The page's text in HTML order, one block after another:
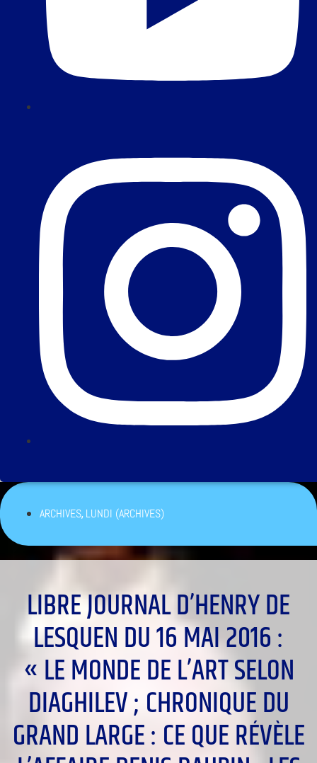
ARCHIVES,LUNDI (ARCHIVES)
LIBRE JOURNAL D’HENRY DE
LESQUEN DU 16 MAI 2016 :
« LE MONDE DE L’ART SELON
DIAGHILEV ; CHRONIQUE DU
GRAND LARGE : CE QUE RÉVÈLE